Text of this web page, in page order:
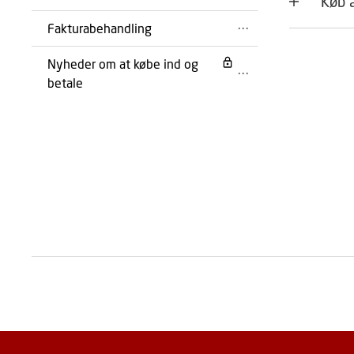
Fakturabehandling
Nyheder om at købe ind og
betale